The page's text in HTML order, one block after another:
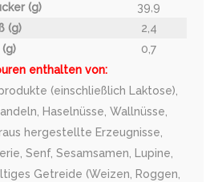
(g)
39,9
(g)
2,4
0,7
enthalten von:
(einschließlich Laktose),
Haselnüsse, Wallnüsse,
hergestellte Erzeugnisse,
Senf, Sesamsamen, Lupine,
Getreide (Weizen, Roggen,